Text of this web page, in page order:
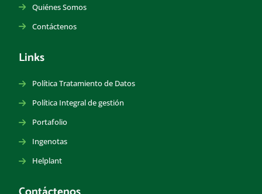
Quiénes Somos
Contáctenos
Links
Política Tratamiento de Datos
Política Integral de gestión
Portafolio
Ingenotas
Helplant